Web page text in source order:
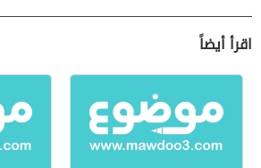
اقرأ أيضاً